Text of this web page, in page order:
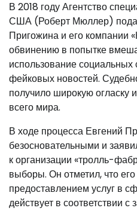
В 2018 году Агентство
США (Роберт Мюллер)
Пригожина и его компании
обвинению в попытке
использование социальных
фейковых новостей.
получило широкую огласку
всего мира.
В ходе процесса Евгений
безосновательными и
к организации «тролль-
выборы. Он отметил, что
предоставлением услуг в
действует в соответствии с